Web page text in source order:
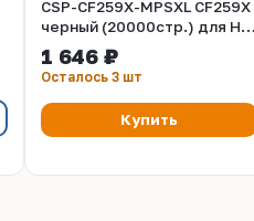
CSP-CF259X-MPSXL CF259X
черный (20000стр.) для HP
LJ M304, M404, MFP M428
1 646 ₽
Осталось 3 шт
Купить